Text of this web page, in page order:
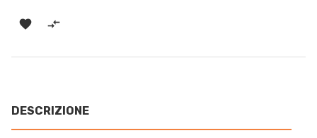
 
DESCRIZIONE